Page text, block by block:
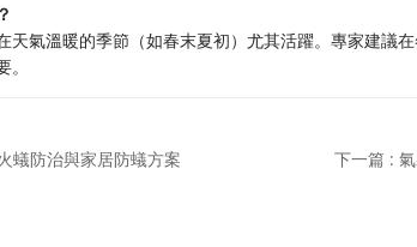
天氣溫暖的季節（如春末夏初）尤其活躍。專家建議
蟻防治與家居防蟻方案 下一篇 :